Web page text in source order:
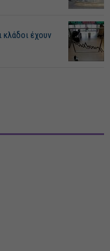
κλάδοι έχουν